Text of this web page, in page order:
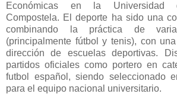
Económicas en la
Compostela. El deporte ha sido una
combinando la práctica de
(principalmente fútbol y tenis), con
dirección de escuelas deportivas.
partidos oficiales como portero en
futbol español, siendo seleccionado
para el equipo nacional universitario.